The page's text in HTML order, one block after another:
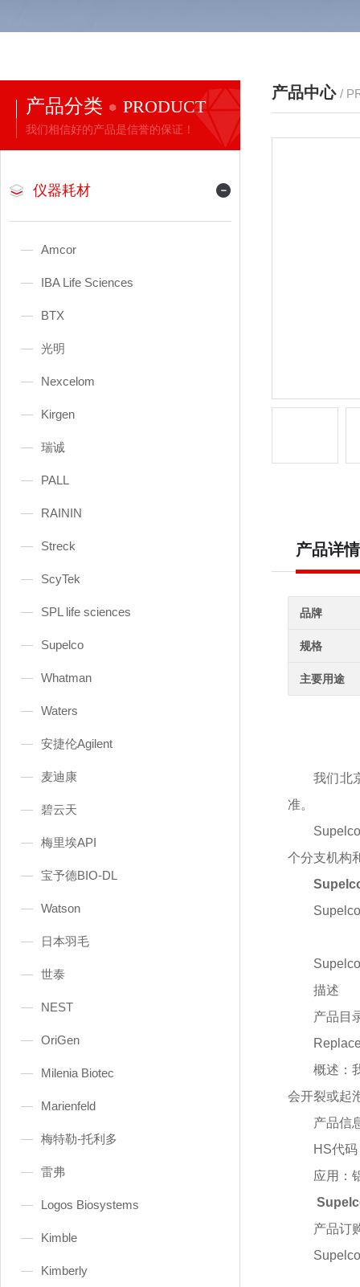
产品分类 PRODUCT
我们相信好的产品是信誉的保证！
仪器耗材
Amcor
IBA Life Sciences
BTX
光明
Nexcelom
Kirgen
瑞诚
PALL
RAININ
Streck
ScyTek
SPL life sciences
Supelco
Whatman
Waters
安捷伦Agilent
麦迪康
碧云天
梅里埃API
宝予德BIO-DL
Watson
日本羽毛
世泰
NEST
OriGen
Milenia Biotec
Marienfeld
梅特勒-托利多
雷弗
Logos Biosystems
Kimble
Kimberly
产品中心 /
产品详情
品牌
规格
主要用途
我们北
准。
个分支机构
描述
产品目
概述：
会开裂或起
产品信
HS代码
应用：
产品订